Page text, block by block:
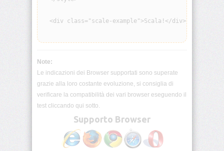
color
background-
image
origin
background-
position
  <div class="scale-example">Scala!</div>
Note:
Le indicazioni dei Browser supportati sono superate
grazie alla loro costante evoluzione, si consiglia di
verificare la compatibilità dei vari browser eseguendo il
test cliccando qui sotto.
Supporto Browser